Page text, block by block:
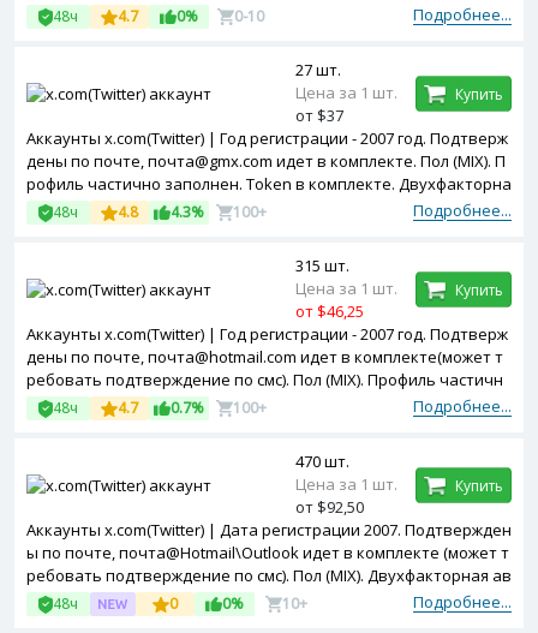
Подробнее...
48ч 4.7 0% 0-10
Аккаунты x.com(Twitter) | Год регистрации - 2007 год. Подтверж
дены по почте, почта@gmx.com идет в комплекте. Пол (MIX). П
рофиль частично заполнен. Token в комплекте. Двухфакторна
я авторизация включена.
Подробнее...
48ч 4.8 4.3% 100+
27 шт.
Цена за 1 шт.
от $37
Купить
Аккаунты x.com(Twitter) | Год регистрации - 2007 год. Подтверж
дены по почте, почта@hotmail.com идет в комплекте(может т
ребовать подтверждение по смс). Пол (MIX). Профиль частичн
о заполнен.
Подробнее...
48ч 4.7 0.7% 100+
315 шт.
Цена за 1 шт.
от $46,25
Купить
Аккаунты x.com(Twitter) | Дата регистрации 2007. Подтвержден
ы по почте, почта@Hotmail\Outlook идет в комплекте (может т
ребовать подтверждение по смс). Пол (MIX). Двухфакторная ав
торизация включена. 2FA key, Ct0 cookie, and Auth Token в ком
плекте.
Подробнее...
48ч 0 0% 10+
470 шт.
Цена за 1 шт.
от $92,50
Купить